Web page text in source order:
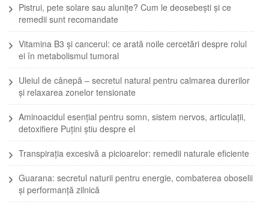
Pistrui, pete solare sau alunițe? Cum le deosebești și ce
remedii sunt recomandate
Vitamina B3 și cancerul: ce arată noile cercetări despre rolul
ei în metabolismul tumoral
Uleiul de cânepă – secretul natural pentru calmarea durerilor
și relaxarea zonelor tensionate
Aminoacidul esențial pentru somn, sistem nervos, articulații,
detoxifiere Puțini știu despre el
Transpirația excesivă a picioarelor: remedii naturale eficiente
Guarana: secretul naturii pentru energie, combaterea oboselii
și performanță zilnică